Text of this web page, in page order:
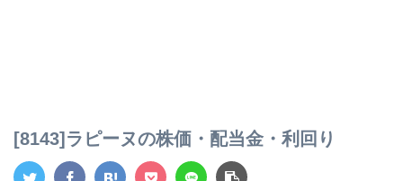
[8143]ラピーヌの株価・配当金・利回り